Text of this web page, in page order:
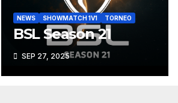
NEWS SHOWMATCH 1V1 TORNEO
BSL Season 21
SEP 27, 2025